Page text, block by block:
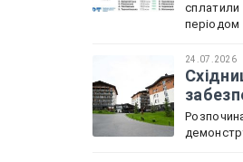
сплатили
періодом
24.07.2026